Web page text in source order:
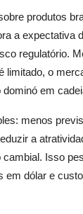
produtos
a expectativa
regulatório.
limitado, o
em
menos
a
Isso
em dólar e